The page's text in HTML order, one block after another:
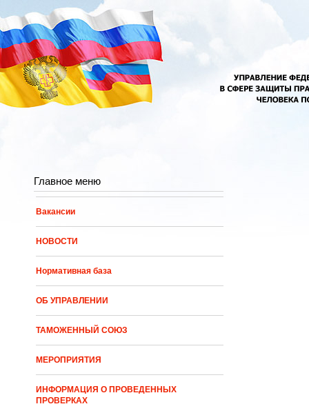
Перейти к основному содержанию
Главное меню
Вакансии
НОВОСТИ
Нормативная база
ОБ УПРАВЛЕНИИ
ТАМОЖЕННЫЙ СОЮЗ
МЕРОПРИЯТИЯ
ИНФОРМАЦИЯ О ПРОВЕДЕННЫХ
ПРОВЕРКАХ